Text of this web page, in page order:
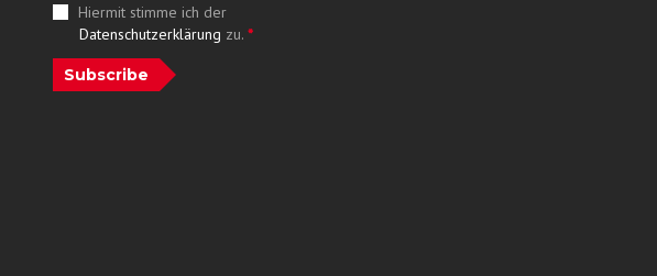
Hiermit stimme ich der
Datenschutzerklärung zu. *
Subscribe